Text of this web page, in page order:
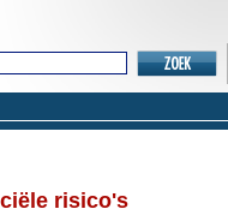
risico's